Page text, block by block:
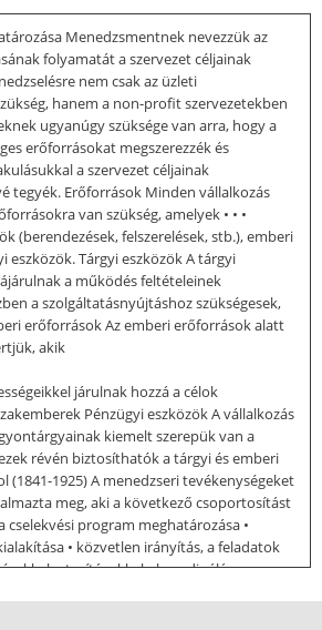
Menedzsmentnek nevezzük az
folyamatát a szervezet céljainak
nem csak az üzleti
hanem a non-profit szervezetekben
ugyanúgy szüksége van arra, hogy a
erőforrásokat megszerezzék és
a szervezet céljainak
tegyék. Erőforrások Minden vállalkozás
van szükség, amelyek • • •
(berendezések, felszerelések, stb.), emberi
eszközök. Tárgyi eszközök A tárgyi
a működés feltételeinek
a szolgáltatásnyújtáshoz szükségesek,
erőforrások Az emberi erőforrások alatt
akik
járulnak hozzá a célok
Pénzügyi eszközök A vállalkozás
kiemelt szerepük van a
révén biztosíthatók a tárgyi és emberi
(1841-1925) A menedzseri tevékenységeket
meg, aki a következő csoportosítást
cselekvési program meghatározása •
• közvetlen irányítás, a feladatok
utasításokkal • koordinálás •